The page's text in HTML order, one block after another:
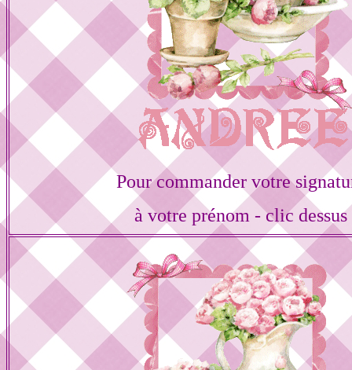
Pour commander votre
à votre prénom - clic dessus